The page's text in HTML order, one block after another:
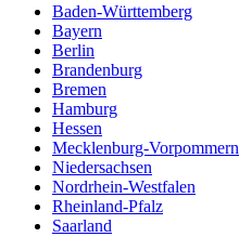
Baden-Württemberg
Bayern
Berlin
Brandenburg
Bremen
Hamburg
Hessen
Mecklenburg-Vorpommern
Niedersachsen
Nordrhein-Westfalen
Rheinland-Pfalz
Saarland